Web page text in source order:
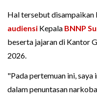
Hal tersebut
audiensi Kepala BNNP
beserta jajaran di Kantor
2026.
"Pada pertemuan ini,
dalam penuntasan